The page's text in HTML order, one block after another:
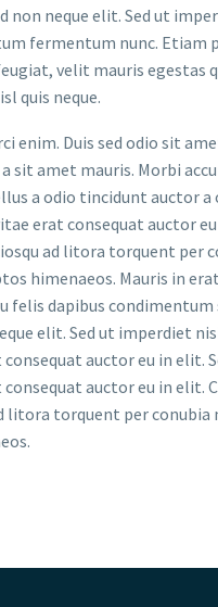
non neque elit. Sed ut
fermentum nunc. Etiam
velit mauris egestas
quis neque.
enim. Duis sed odio sit
sit amet mauris. Morbi
a odio tincidunt auctor a
erat consequat auctor
ad litora torquent per
himenaeos. Mauris in
felis dapibus
elit. Sed ut imperdiet
auctor eu in elit.
auctor eu in elit.
litora torquent per conubia